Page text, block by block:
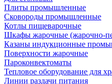
Плиты промышленные
Сковороды промышленные
Котлы пищеварочные
Шкафы жарочные (жарочно-
Казаны индукционные
Поверхности жарочные
Пароконвектоматы
Тепловое оборудование для
Линии раздачи питания